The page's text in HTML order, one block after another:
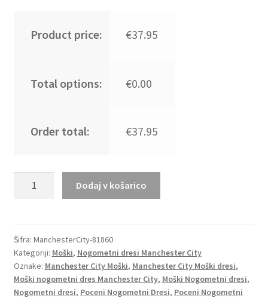
Product price: €37.95
Total options: €0.00
Order total: €37.95
City
Vratar
Gostujoči
2023
Dodaj v košarico
Šifra: ManchesterCity-81860
Kategoriji: Moški, Nogometni dresi Manchester City
Oznake: Manchester City Moški, Manchester City Moški dresi,
Moški nogometni dres Manchester City, Moški Nogometni dresi,
Nogometni dresi, Poceni Nogometni Dresi, Poceni Nogometni